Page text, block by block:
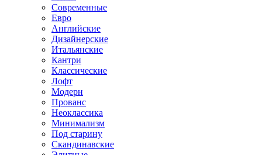
Современные
Евро
Английские
Дизайнерские
Итальянские
Кантри
Классические
Лофт
Модерн
Прованс
Неоклассика
Минимализм
Под старину
Скандинавские